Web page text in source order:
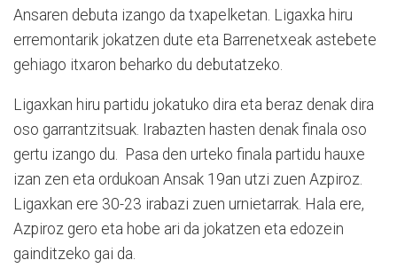
Ansaren debuta izango da txapelketan. Ligaxka hiru
erremontarik jokatzen dute eta Barrenetxeak astebete
gehiago itxaron beharko du debutatzeko.
Ligaxkan hiru partidu jokatuko dira eta beraz denak dira
oso garrantzitsuak. Irabazten hasten denak finala oso
gertu izango du. Pasa den urteko finala partidu hauxe
izan zen eta ordukoan Ansak 19an utzi zuen Azpiroz.
Ligaxkan ere 30-23 irabazi zuen urnietarrak. Hala ere,
Azpiroz gero eta hobe ari da jokatzen eta edozein
gainditzeko gai da.